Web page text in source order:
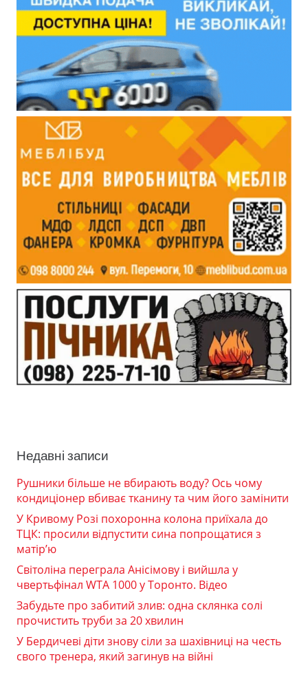
Недавні записи
Рушники більше не вбирають воду? Ось чому
кондиціонер вбиває тканину та чим його замінити
У Кривому Розі похоронна колона приїхала до
ТЦК: просили відпустити сина попрощатися з
матір’ю
Світоліна переграла Анісімову і вийшла у
чвертьфінал WTA 1000 у Торонто. Відео
Забудьте про забитий злив: одна склянка солі
прочистить труби за 20 хвилин
У Бердичеві діти знову сіли за шахівниці на честь
свого тренера, який загинув на війні